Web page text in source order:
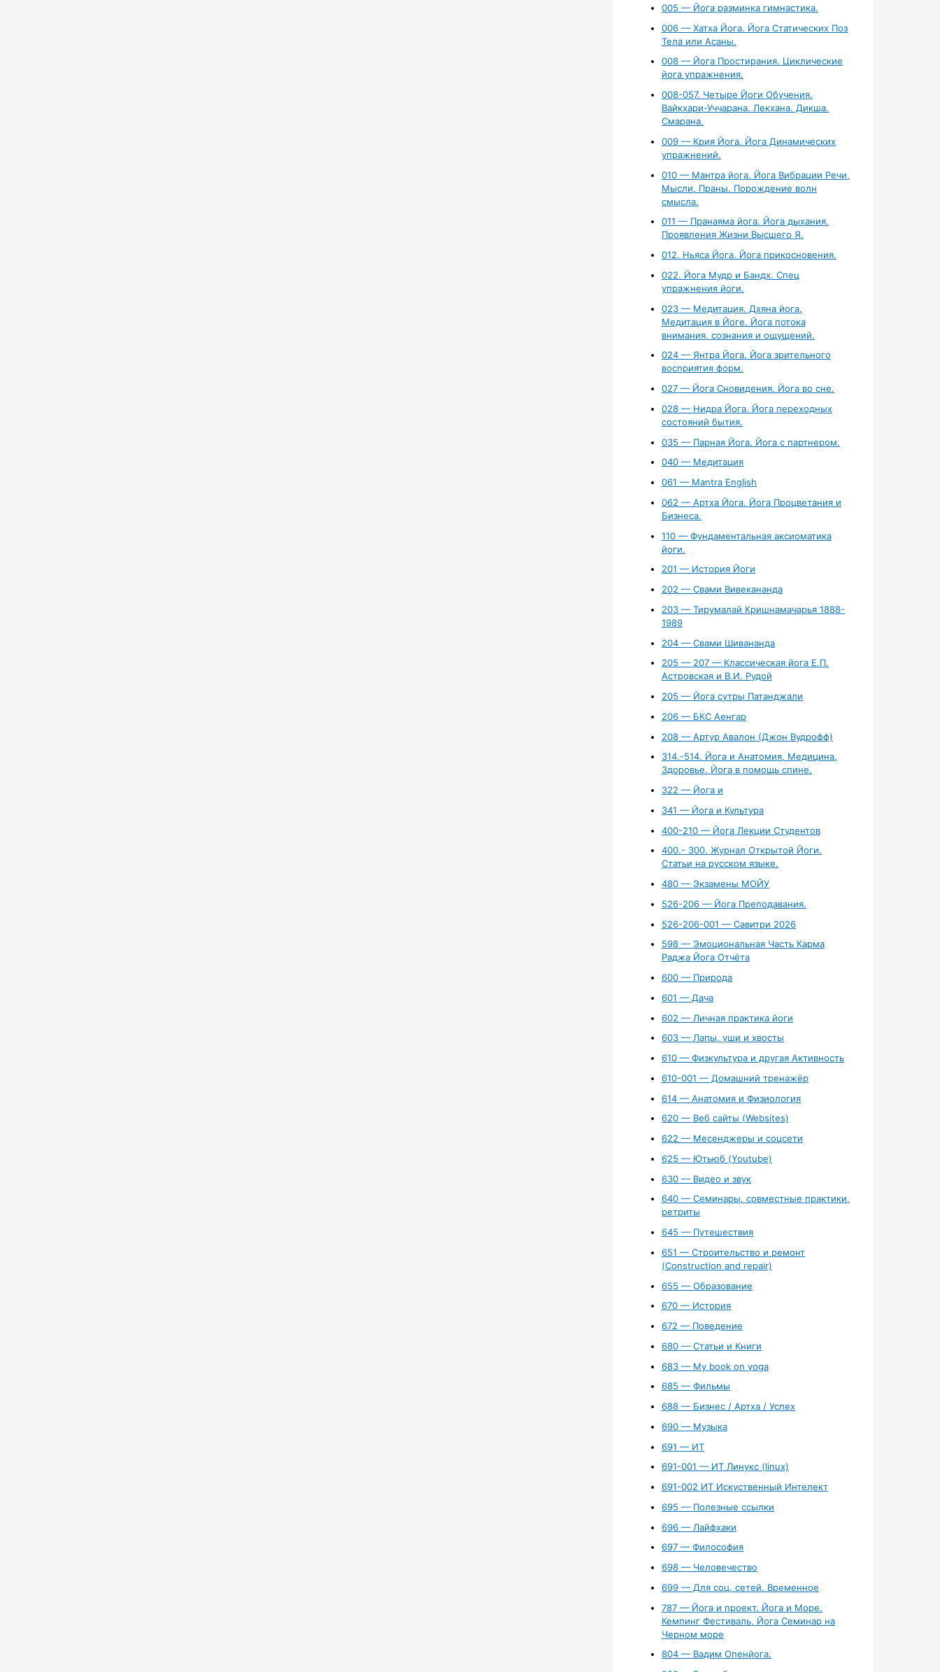
005 — Йога разминка гимнастика.
006 — Хатха Йога. Йога Статических Поз
Тела или Асаны.
008 — Йога Простирания. Циклические
йога упражнения.
008-057. Четыре Йоги Обучения.
Вайкхари-Уччарана. Лекхана. Дикша.
Смарана.
009 — Крия Йога. Йога Динамических
упражнений.
010 — Мантра йога. Йога Вибрации Речи,
Мысли, Праны. Порождение волн
смысла.
011 — Пранаяма йога. Йога дыхания.
Проявления Жизни Высшего Я.
012. Ньяса Йога. Йога прикосновения.
022. Йога Мудр и Бандх. Спец
упражнения йоги.
023 — Медитация. Дхяна йога.
Медитация в Йоге. Йога потока
внимания, сознания и ощущений.
024 — Янтра Йога. Йога зрительного
восприятия форм.
027 — Йога Сновидения. Йога во сне.
028 — Нидра Йога. Йога переходных
состояний бытия.
035 — Парная Йога. Йога с партнером.
040 — Медитация
061 — Mantra English
062 — Артха Йога. Йога Процветания и
Бизнеса.
110 — Фундаментальная аксиоматика
йоги.
201 — История Йоги
202 — Свами Вивекананда
203 — Тирумалай Кришнамачарья 1888-
1989
204 — Свами Шивананда
205 — 207 — Классическая йога Е.П.
Астровская и В.И. Рудой
205 — Йога сутры Патанджали
206 — БКС Аенгар
208 — Артур Авалон (Джон Вудрофф)
314.-514. Йога и Анатомия, Медицина,
Здоровье. Йога в помощь спине.
322 — Йога и
341 — Йога и Культура
400-210 — Йога Лекции Студентов
400.- 300. Журнал Открытой Йоги.
Статьи на русском языке.
480 — Экзамены МОЙУ
526-206 — Йога Преподавания.
526-206-001 — Савитри 2026
598 — Эмоциональная Часть Карма
Раджа Йога Отчёта
600 — Природа
601 — Дача
602 — Личная практика йоги
603 — Лапы, уши и хвосты
610 — Физкультура и другая Активность
610-001 — Домашний тренажёр
614 — Анатомия и Физиология
620 — Веб сайты (Websites)
622 — Месенджеры и соцсети
625 — Ютьюб (Youtube)
630 — Видео и звук
640 — Семинары, совместные практики,
ретриты
645 — Путешествия
651 — Строительство и ремонт
(Construction and repair)
655 — Образование
670 — История
672 — Поведение
680 — Статьи и Книги
683 — My book on yoga
685 — Фильмы
688 — Бизнес / Артха / Успех
690 — Музыка
691 — ИТ
691-001 — ИТ Линукс (linux)
691-002 ИТ Искуственный Интелект
695 — Полезные ссылки
696 — Лайфхаки
697 — Философия
698 — Человечество
699 — Для соц. сетей. Временное
787 — Йога и проект. Йога и Море.
Кемпинг Фестиваль, Йога Семинар на
Черном море
804 — Вадим Опенйога.